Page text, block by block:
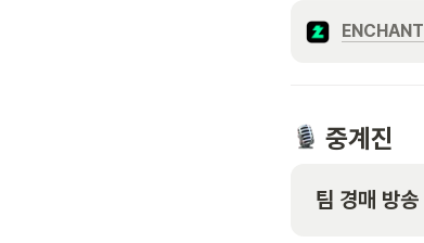
ENCHANT
중계진
팀 경매 방송